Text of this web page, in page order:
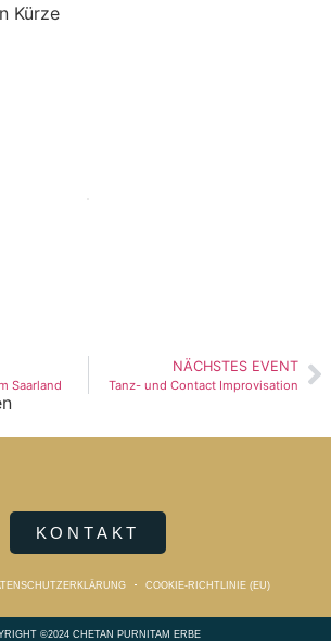
Kürze
Saarland
NÄCHSTES EVENT
Tanz- und Contact Improvisation
KONTAKT
COOKIE-RICHTLINIE (EU)
©2024 CHETAN PURNITAM ERBE